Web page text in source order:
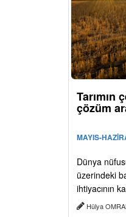
çözüm
MAYIS-
Dünya
üzerindeki
ihtiyacının
Hülya